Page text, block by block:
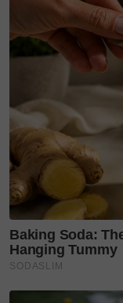
"Ini adalah
Bella. I'm so
Cheers to many
laughter
Masih segar
ulang tahun itu
fasa yang sukar,